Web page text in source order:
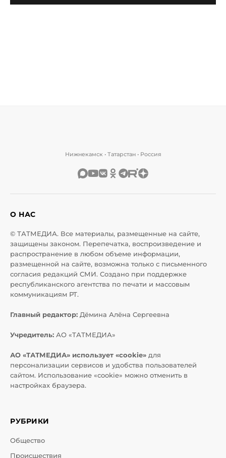
Нижнекамск • Татарстан • Россия
О НАС
© ТАТМЕДИА. Все материалы, размещенные на сайте,
защищены законом. Перепечатка, воспроизведение и
распространение в любом объеме информации,
размещенной на сайте, возможна только с письменного
согласия редакций СМИ. Создано при поддержке
республиканского агентства по печати и массовым
коммуникациям РТ.
Главный редактор: Дёмина Алёна Сергеевна
Учредитель: АО «ТАТМЕДИА»
АО «ТАТМЕДИА» использует «cookie» для
персонализации сервисов и удобства пользователей
сайтом. Использование «cookie» можно отменить в
настройках браузера.
РУБРИКИ
Общество
Происшествия